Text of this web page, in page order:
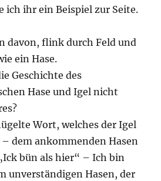
ich ihr ein Beispiel zur Seite.
davon, flink durch Feld und
ein Hase.
Geschichte des
Hase und Igel nicht
Wort, welches der Igel
dem ankommenden Hasen
bün als hier“ – Ich bin
unverständigen Hasen, der